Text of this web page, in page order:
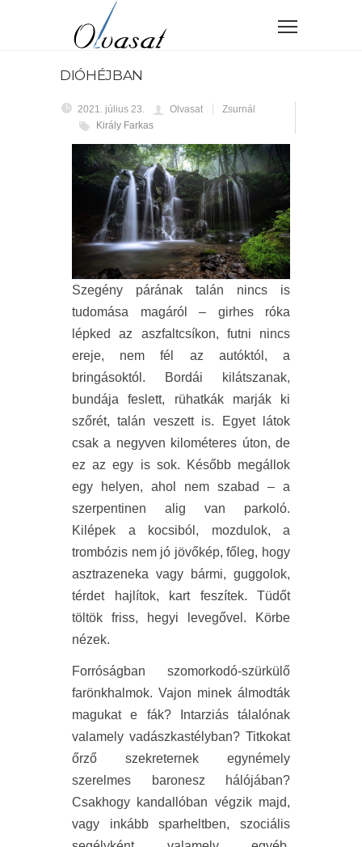
DIÓHÉJBAN
2021. július 23. Olvasat
Zsurnál
Király Farkas
Szegény párának talán nincs is
tudomása magáról – girhes róka
lépked az aszfaltcsíkon, futni nincs
ereje, nem fél az autóktól, a
bringásoktól. Bordái kilátszanak,
bundája feslett, rühatkák marják ki
szőrét, talán veszett is. Egyet látok
csak a negyven kilométeres úton, de
ez az egy is sok. Később megállok
egy helyen, ahol nem szabad – a
szerpentinen alig van parkoló.
Kilépek a kocsiból, mozdulok, a
trombózis nem jó jövőkép, főleg, hogy
asztrazeneka vagy bármi, guggolok,
térdet hajlítok, kart feszítek. Tüdőt
töltök friss, hegyi levegővel. Körbe
nézek.
Forróságban szomorkodó-szürkülő
farönkhalmok. Vajon minek álmodták
magukat e fák? Intarziás tálalónak
valamely vadászkastélyban? Titkokat
őrző szekreternek egynémely
szerelmes baronesz hálójában?
Csakhogy kandallóban végzik majd,
vagy inkább sparheltben, szociális